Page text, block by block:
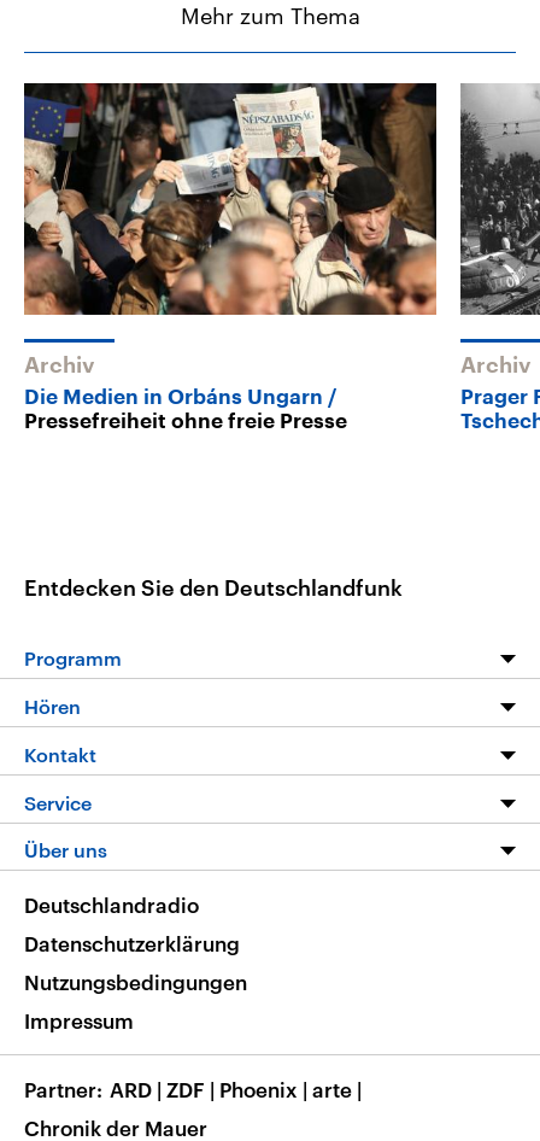
Mehr zum Thema
Archiv
Die Medien in Orbáns Ungarn
Pressefreiheit ohne freie Presse
Archiv
Prager
Entdecken Sie den Deutschlandfunk
Programm
Die Nachrichten
Nachrichtenleicht
Neue Beiträge auf dlf.de
Hören
Livestream
Podcasts
Deutschlandfunk App
Nachrichten App
Frequenzen
Kontakt
Service
FAQ
Veranstaltungen
Musikliste
RSS
Über uns
Barrierefreiheit
Deutschlandradio
Datenschutzerklärung
Nutzungsbedingungen
Impressum
Partner ARD | ZDF | Phoenix | arte |
Chronik der Mauer